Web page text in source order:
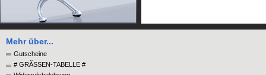
Mehr über...
Gutscheine
# GRÃSSEN-TABELLE #